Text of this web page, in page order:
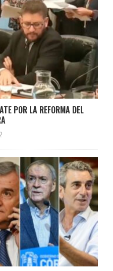
POR LA REFORMA DEL